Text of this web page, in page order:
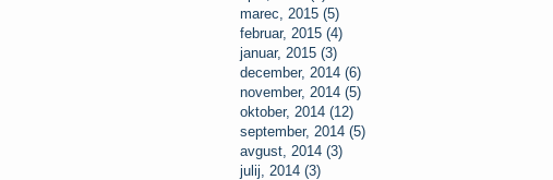
marec, 2015 (5)
februar, 2015 (4)
januar, 2015 (3)
december, 2014 (6)
november, 2014 (5)
oktober, 2014 (12)
september, 2014 (5)
avgust, 2014 (3)
julij, 2014 (3)